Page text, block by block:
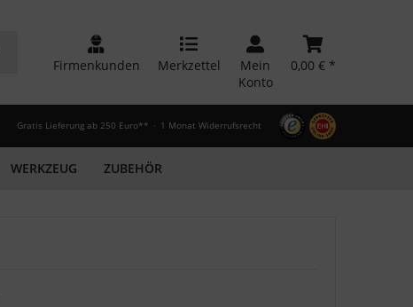
Firmenkunden Merkzettel
Mein
Konto
0,00 € *
WERKZEUG ZUBEHÖR
Gratis Lieferung ab 250 Euro** 1 Monat Widerrufsrecht